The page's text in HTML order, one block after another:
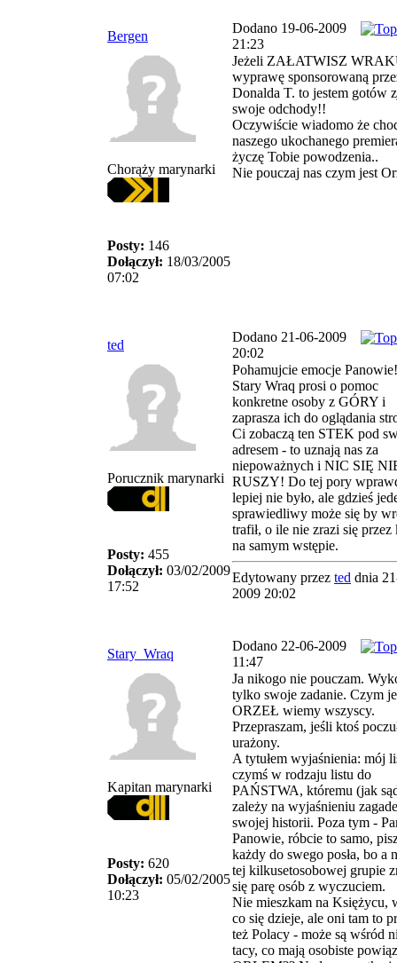
Bergen
Dodano 19-06-2009
21:23
Chorąży marynarki
Posty: 146
Dołączył: 18/03/2005
07:02
Jeżeli ZAŁATWISZ
wyprawę sponsorowaną
Donalda T. to jestem gotów
swoje odchody!!
Oczywiście wiadomo że
naszego ukochanego
życzę Tobie powodzenia..
Nie pouczaj nas czym jest
ted
Dodano 21-06-2009
20:02
Porucznik marynarki
Posty: 455
Dołączył: 03/02/2009
17:52
Pohamujcie emocje
Stary Wraq prosi o pomoc
konkretne osoby z GÓRY i
zaprasza ich do oglądania
Ci zobaczą ten STEK pod
adresem - to uznają nas za
niepoważnych i NIC SIĘ
RUSZY! Do tej pory
lepiej nie było, ale gdzieś
sprawiedliwy może się by
trafił, o ile nie zrazi się przez
na samym wstępie.
Edytowany przez ted dnia
2009 20:02
Stary_Wraq
Dodano 22-06-2009
11:47
Kapitan marynarki
Posty: 620
Dołączył: 05/02/2005
10:23
Ja nikogo nie pouczam.
tylko swoje zadanie. Czym
ORZEŁ wiemy wszyscy.
Przepraszam, jeśli ktoś
urażony.
A tytułem wyjaśnienia: mój
czymś w rodzaju listu do
PAŃSTWA, któremu (jak
zależy na wyjaśnieniu
swojej historii. Poza tym -
Panowie, róbcie to samo,
każdy do swego posła, bo a
tej kilkusetosobowej grupie
się parę osób z wyczuciem.
Nie mieszkam na Księżycu,
co się dzieje, ale oni tam to
też Polacy - może są wśród
tacy, co mają osobiste